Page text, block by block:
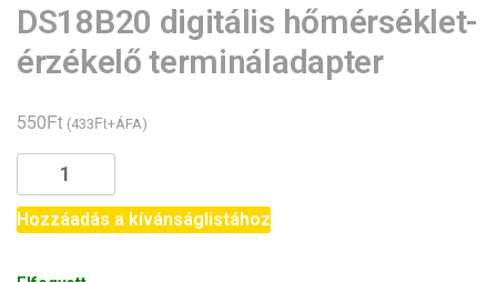
DS18B20 digitális hőmérséklet-
érzékelő termináladapter
550Ft (433Ft+ÁFA)
DS18B20
digitális
hőmérséklet-
Hozzáadás a kívánságlistához